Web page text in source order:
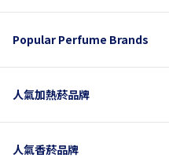
Popular Perfume Brands
人氣加熱菸品牌
人氣香菸品牌